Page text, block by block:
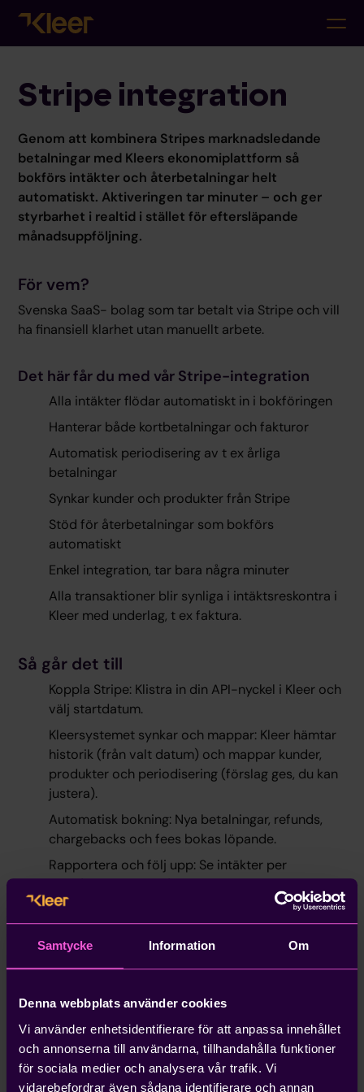
Samtycke Information Om
Denna webbplats använder cookies
Vi använder enhetsidentifierare för att anpassa innehållet
och annonserna till användarna, tillhandahålla funktioner
för sociala medier och analysera vår trafik. Vi
vidarebefordrar även sådana identifierare och annan
Stripe integration
Genom att kombinera Stripes marknadsledande
betalningar med Kleers ekonomiplattform så
bokförs intäkter och återbetalningar helt
automatiskt. Aktiveringen tar minuter – och ger
styrbarhet i realtid i stället för eftersläpande
månadsuppföljning.
För vem?
Svenska SaaS- bolag som tar betalt via Stripe och vill
ha finansiell klarhet utan manuellt arbete.
Det här får du med vår Stripe-integration
Alla intäkter flödar automatiskt in i bokföringen
Hanterar både kortbetalningar och fakturor
Automatisk periodisering av t ex årliga
betalningar
Synkar kunder och produkter från Stripe
Stöd för återbetalningar som bokförs
automatiskt
Enkel integration, tar bara några minuter
Alla transaktioner blir synliga i intäktsreskontra i
Kleer med underlag, t ex faktura.
Så går det till
Koppla Stripe: Klistra in din API-nyckel i Kleer och
välj startdatum.
Kleersystemet synkar och mappar: Kleer hämtar
historik (från valt datum) och mappar kunder,
produkter och periodisering (förslag ges, du kan
justera).
Automatisk bokning: Nya betalningar, refunds,
chargebacks och fees bokas löpande.
Rapportera och följ upp: Se intäkter per
kund/produkt, MRR/ARR, churn, net revenue och
avgifter
Händelser vi läser in:
Payments (captured/failed) • Payouts • Fees •
Subscriptions/Invoices
Säkerhet & administration
Read-only via Stripe API-nyckel (minsta möjliga